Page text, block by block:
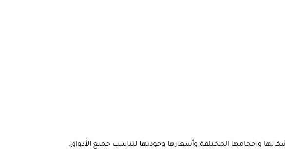
واحجامها المختلفة وأسعارها وجودتها لتناسب جميع الأذواق.